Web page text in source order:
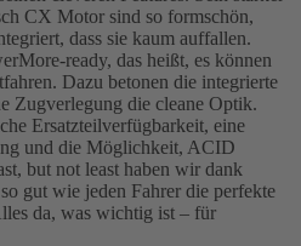
CX Motor sind so formschön,
dass sie kaum auffallen.
ready, das heißt, es können
Dazu betonen die integrierte
Zugverlegung die cleane Optik.
Ersatzteilverfügbarkeit, eine
und die Möglichkeit, ACID
but not least haben wir dank
gut wie jeden Fahrer die perfekte
da, was wichtig ist – für